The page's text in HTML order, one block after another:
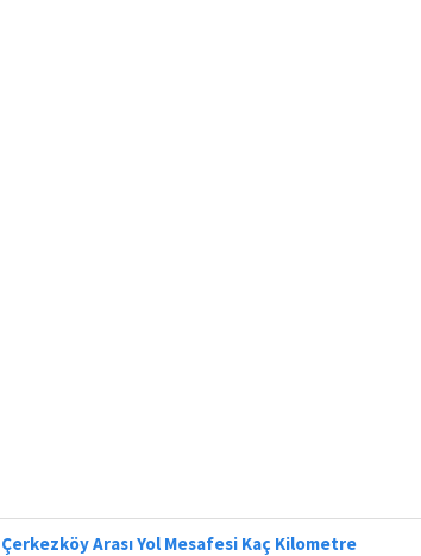
Arası Yol Mesafesi Kaç Kilometre